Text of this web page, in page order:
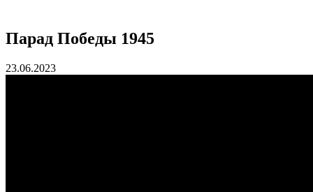
Парад Победы 1945
23.06.2023